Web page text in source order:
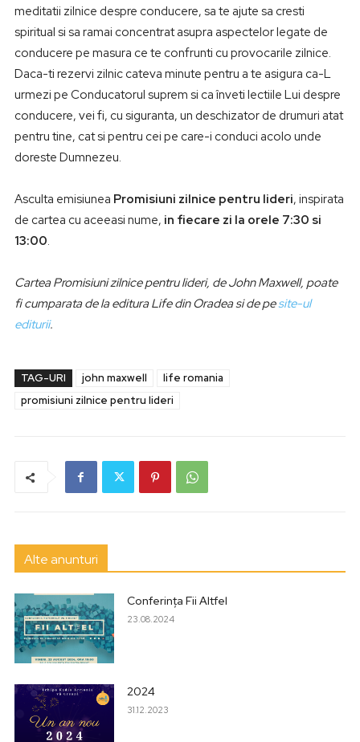
meditatii zilnice despre conducere, sa te ajute sa cresti
spiritual si sa ramai concentrat asupra aspectelor legate de
conducere pe masura ce te confrunti cu provocarile zilnice.
Daca-ti rezervi zilnic cateva minute pentru a te asigura ca-L
urmezi pe Conducatorul suprem si ca înveti lectiile Lui despre
conducere, vei fi, cu siguranta, un deschizator de drumuri atat
pentru tine, cat si pentru cei pe care-i conduci acolo unde
doreste Dumnezeu.
Asculta emisiunea Promisiuni zilnice pentru lideri, inspirata
de cartea cu aceeasi nume, in fiecare zi la orele 7:30 si
13:00.
Cartea Promisiuni zilnice pentru lideri, de John Maxwell, poate
fi cumparata de la editura Life din Oradea si de pesite-ul
editurii.
TAG-URI john maxwell
life romania
promisiuni zilnice pentru lideri
Alte anunturi
Conferința Fii Altfel
23.08.2024
2024
31.12.2023